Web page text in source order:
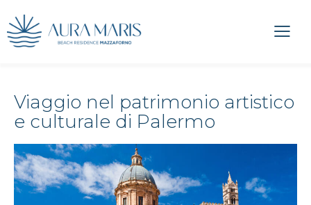
Viaggio nel patrimonio artistico
e culturale di Palermo